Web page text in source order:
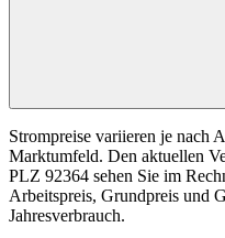
Strompreise variieren je nach
Marktumfeld. Den aktuellen
PLZ 92364 sehen Sie im
Arbeitspreis, Grundpreis und
Jahresverbrauch.